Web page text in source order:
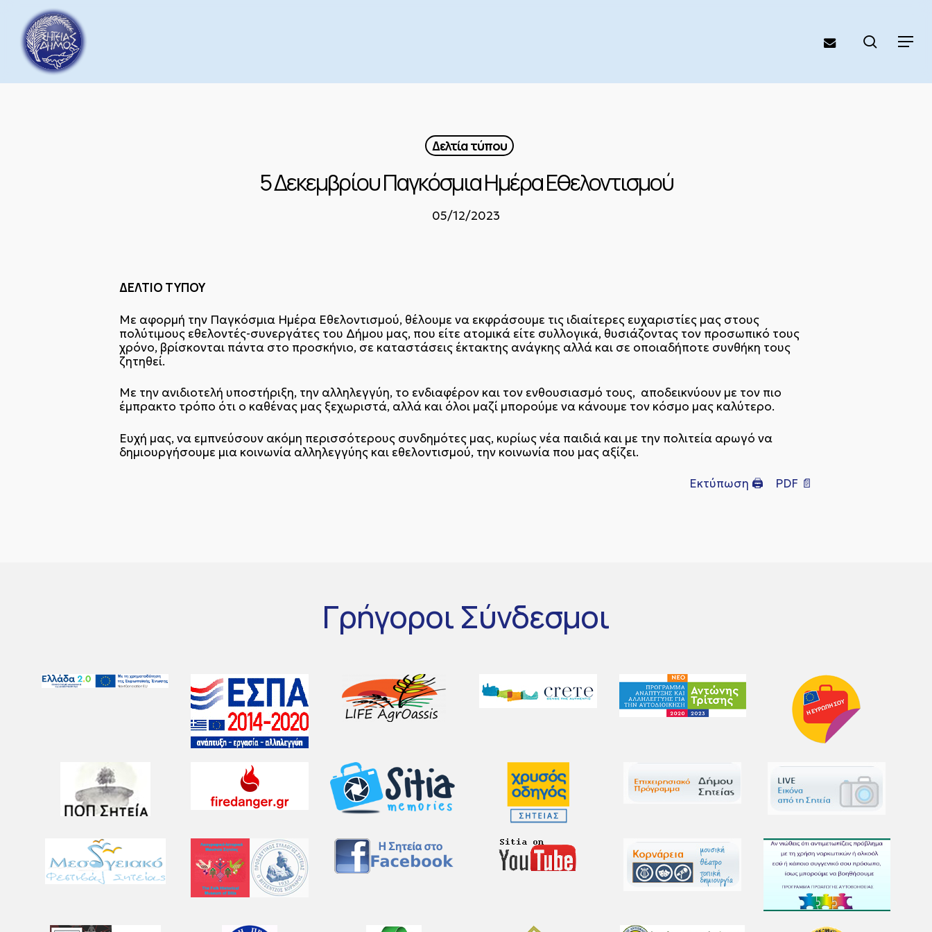
main
content
Menu
email search
Δελτία τύπου
5 Δεκεμβρίου Παγκόσμια Ημέρα Εθελοντισμού
05/12/2023
ΔΕΛΤΙΟ ΤΥΠΟΥ
Με αφορμή την Παγκόσμια Ημέρα Εθελοντισμού, θέλουμε να εκφράσουμε τις ιδιαίτερες ευχαριστίες μας στους
πολύτιμους εθελοντές-συνεργάτες του Δήμου μας, που είτε ατομικά είτε συλλογικά, θυσιάζοντας τον προσωπικό τους
χρόνο, βρίσκονται πάντα στο προσκήνιο, σε καταστάσεις έκτακτης ανάγκης αλλά και σε οποιαδήποτε συνθήκη τους
ζητηθεί.
Με την ανιδιοτελή υποστήριξη, την αλληλεγγύη, το ενδιαφέρον και τον ενθουσιασμό τους, αποδεικνύουν με τον πιο
έμπρακτο τρόπο ότι ο καθένας μας ξεχωριστά, αλλά και όλοι μαζί μπορούμε να κάνουμε τον κόσμο μας καλύτερο.
Ευχή μας, να εμπνεύσουν ακόμη περισσότερους συνδημότες μας, κυρίως νέα παιδιά και με την πολιτεία αρωγό να
δημιουργήσουμε μια κοινωνία αλληλεγγύης και εθελοντισμού, την κοινωνία που μας αξίζει.
Εκτύπωση 🖨 PDF 📄
Γρήγοροι Σύνδεσμοι